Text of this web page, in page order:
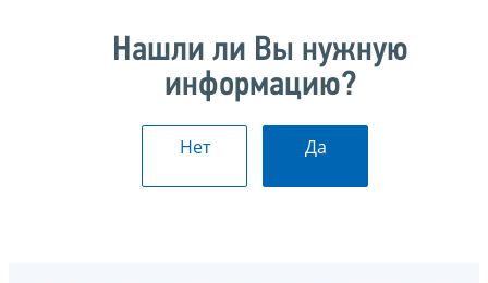
Нашли ли Вы нужную
информацию?
Нет Да